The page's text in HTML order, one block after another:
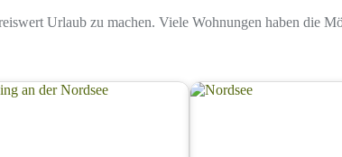
Urlaub zu machen. Viele Wohnungen haben die